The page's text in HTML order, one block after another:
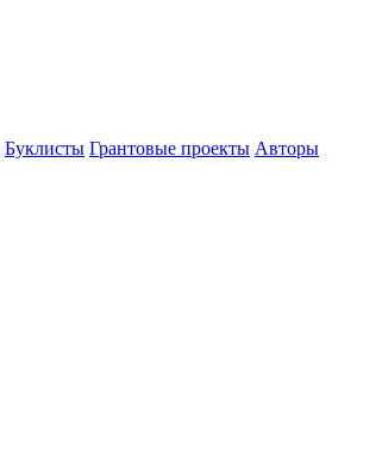
Буклисты Грантовые проекты Авторы